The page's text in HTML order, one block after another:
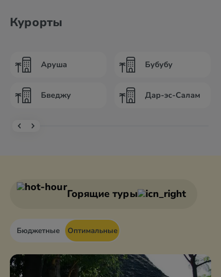
Курорты
Аруша
Бведжу
Бубубу
Дар-эс-Салам
Горящие туры
Бюджетные Оптимальные